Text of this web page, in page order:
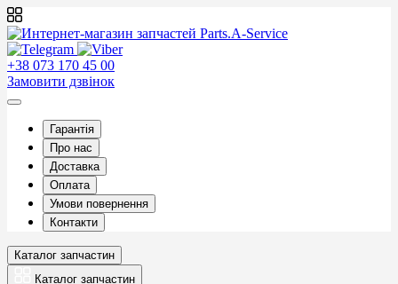
+38 073 170 45 00
Замовити дзвінок
Гарантія
Про нас
Доставка
Оплата
Умови повернення
Контакти
Каталог запчастин
Каталог запчастин